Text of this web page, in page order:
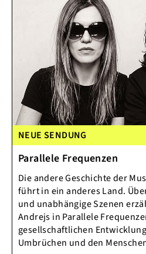
NEUE SENDUNG
Parallele Frequenzen
Die andere Geschichte der
führt in ein anderes Land.
und unabhängige Szenen
Andrejs in Parallele
gesellschaftlichen
Umbrüchen und den